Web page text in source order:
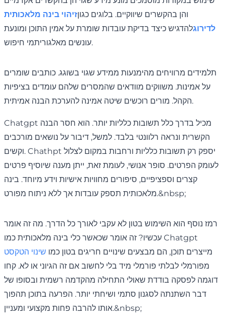
והן בהקשרים שיווקיים. בלוגים כגוןזיהוי בינה מלאכותית
לדירוגלהדגיש כיצד בדיקת עובדות שומרת על אמין התוכן ומונעת
עונשים מאלגוריתמי חיפוש.
תלמידים מרוויחים מהימנעות ממידע שגוי בשוגג. כותבים שומרים
על אמינות. משווקים מוודאים שהמסרים שלהם עומדים בציפיות
הקהל. מורים רוכשים שיטה אמינה להערכת הבנה אמיתית.
Chatgpt מכיל בדרך כלל תשובות כלליות יותר. הוא חסר הבנה
הקשרית ונראה רלוונטי בלבד. למשל, דיבור על נושאים מורכבים
וקשים. Chathpt יספק רק תשובות כלליות ורחבות במקום לצלול
לעומק הפרטים. סופר אנושי, לעומת זאת, ייתן מענה שיוסיף פרטים
קצרים וספציפיים, סיפורים מחוויות אישיות וידע מיוחד. בינה
מלאכותית תספק עובדות אך ללא ניתוח מפורט.&nbsp;
רמז נוסף הוא השימוש בטון לא עקבי לאורך כל הדרך. מה זה אומר
עכשיו? זה אומר שכאשר כלי בינה מלאכותית כמו Chatgpt
מייצרים תוכן, הם מבצעים שינויים חריגים בטון כמו שינוי הטקסט
מפורמלי לבלתי פורמלי מיד בלי לחשוב אם זה הגיוני או לא. קחו
דוגמה לפסקה בודדת שאולי התחילה מהקדמה רשמית ובסופו של
דבר השתנתה לסגנון סתמי ושיחתי יותר. הפרעה בתוכן תהפוך
אותו להרבה פחות מקצועי ומעניין.&nbsp;